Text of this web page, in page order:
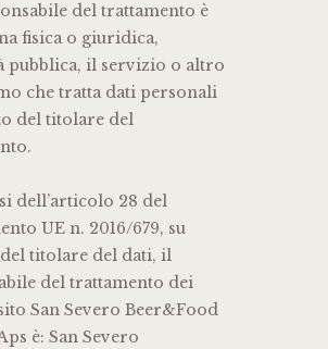
del trattamento è
fisica o giuridica,
pubblica, il servizio o altro
che tratta dati personali
del titolare del
dell’articolo 28 del
UE n. 2016/679, su
titolare del dati, il
del trattamento dei
San Severo Beer&Food
è: San Severo